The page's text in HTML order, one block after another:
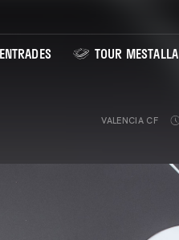
ENTRADES TOUR MESTALLA
VALENCIA CF